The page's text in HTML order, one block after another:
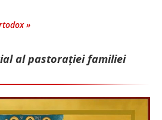
»
al pastorației familiei